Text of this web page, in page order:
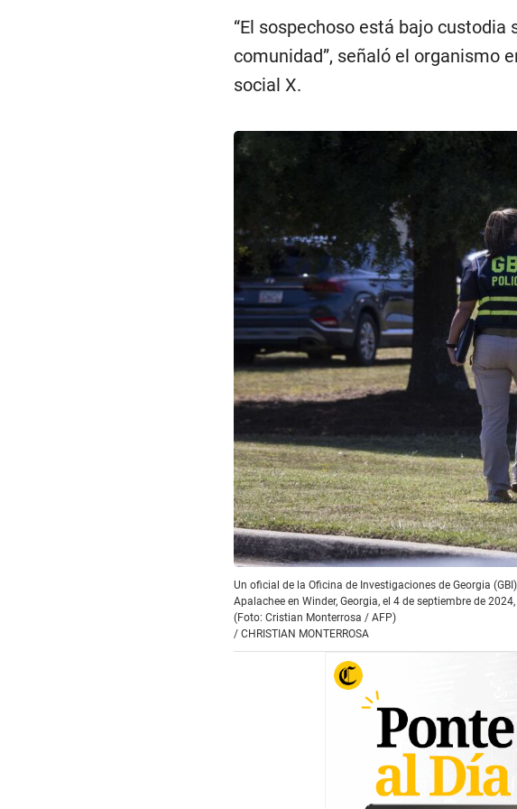
“El sospechoso está bajo
comunidad”, señaló el organismo
social X.
Un oficial de la Oficina de Investigaciones de Georgia
Apalachee en Winder, Georgia, el 4 de septiembre de
(Foto: Cristian Monterrosa / AFP)
/ CHRISTIAN MONTERROSA